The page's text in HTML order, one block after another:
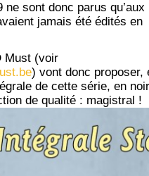
ne sont donc parus qu’aux
jamais été édités en
Must (voir
) vont donc proposer,
de cette série, en
de qualité : magistral !